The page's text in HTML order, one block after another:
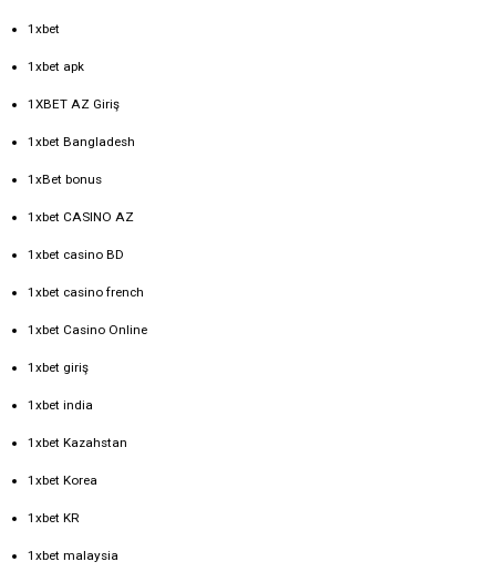
1xbet
1xbet apk
1XBET AZ Giriş
1xbet Bangladesh
1xBet bonus
1xbet CASINO AZ
1xbet casino BD
1xbet casino french
1xbet Casino Online
1xbet giriş
1xbet india
1xbet Kazahstan
1xbet Korea
1xbet KR
1xbet malaysia